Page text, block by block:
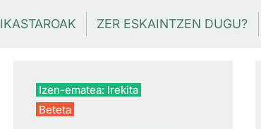
IKASTAROAK
ZER ESKAINTZEN DUGU?
Izen-ematea: Irekita
Beteta